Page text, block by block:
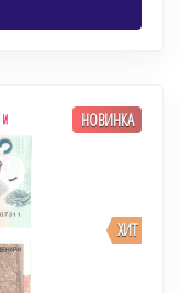
ХИТ
НОВИНКА